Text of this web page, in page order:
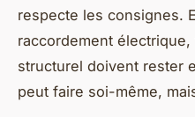
respecte les consignes.
raccordement
structurel doivent rester
peut faire soi-même,